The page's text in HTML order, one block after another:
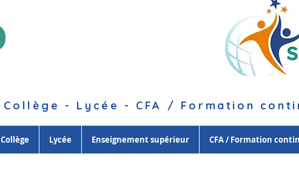
Collège - Lycée - CFA / Formation
Collège Lycée Enseignement supérieur CFA / Formation